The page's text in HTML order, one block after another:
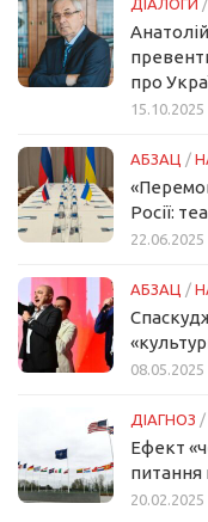
ДІАЛОГИ /
про
15.10.2025
АБЗАЦ /
Росії:
22.06.2025
АБЗАЦ /
08.05.2025
ДІАГНОЗ /
Ефект
20.02.2025